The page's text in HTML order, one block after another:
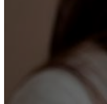
Лечение наркомании